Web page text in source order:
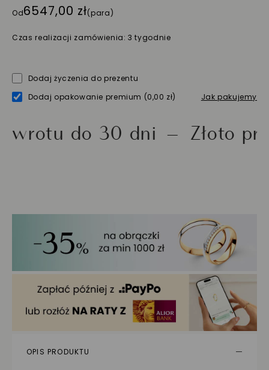
Od6547,00 zł(para)
Czas realizacji zamówienia: 3 tygodnie
Dodaj życzenia do prezentu
Dodaj opakowanie premium (0,00 zł) Jak pakujemy
do 30 dni Złoto próby
OPIS PRODUKTU